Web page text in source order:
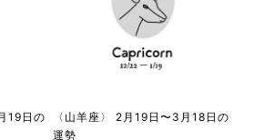
19日の
〈山羊座〉 2月19日〜3月18日の
運勢